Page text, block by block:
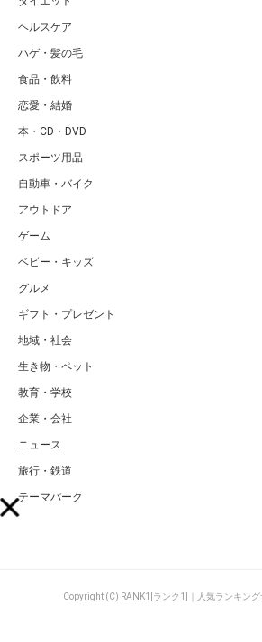
ヘルスケア
ハゲ・髪の毛
食品・飲料
恋愛・結婚
本・CD・DVD
スポーツ用品
自動車・バイク
アウトドア
ゲーム
ベビー・キッズ
グルメ
ギフト・プレゼント
地域・社会
生き物・ペット
教育・学校
企業・会社
ニュース
旅行・鉄道
テーマパーク
Copyright (C) RANK1[ランク1]｜人気ランキン